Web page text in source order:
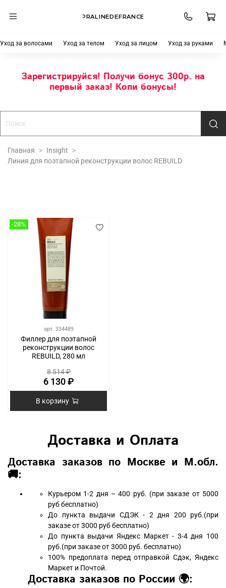
PRALINEDEFRANCE
Уход за волосами Уход за телом Уход за лицом Уход за руками
Зарегистрируйся! Получи бонус 300р. на
первый заказ! Копи бонусы!
Главная
Insight
Линия для поэтапной реконструкции волос REBUILD
-28%
арт. 334489
Филлер для поэтапной
реконструкции волос
REBUILD, 280 мл
8 514 ₽
6 130 ₽
В корзину
Доставка и Оплата
Доставка заказов по Москве и М.обл.
🚚:
Курьером 1-2 дня – 400 руб. (при заказе от 5000
руб бесплатно)
До пункта выдачи СДЭК - 2 дня 200 руб.(при
заказе от 3000 руб бесплатно)
До пункта выдачи Яндекс Маркет - 3-4 дня 100
руб.(при заказе от 3000 руб. бесплатно)
100% предоплата перед отправкой Сдэк, Яндекс
Маркет и Почтой.
Доставка заказов по России 🌍: